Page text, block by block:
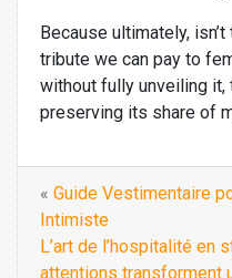
Because ultimately,
tribute we can pay to
without fully unveiling
preserving its share of
« Guide Vestimentaire
Intimiste
L’art de l’hospitalité en
attentions transforment